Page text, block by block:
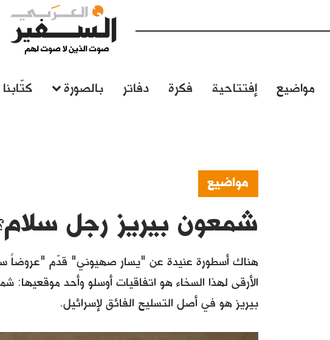
مواضيع إفتتاحية فكرة دفاتر بالصورة كتّابنا
مواضيع
شمعون بيريز رجل سلام؟
هناك أسطورة عنيدة عن "يسار صهيوني" قدّم "عروضاً
الأرقى لهذا السخاء هو اتفاقيات أوسلو وأحد موقعيها:
بيريز هو في أصل التسليح الفائق لإسرائيل.